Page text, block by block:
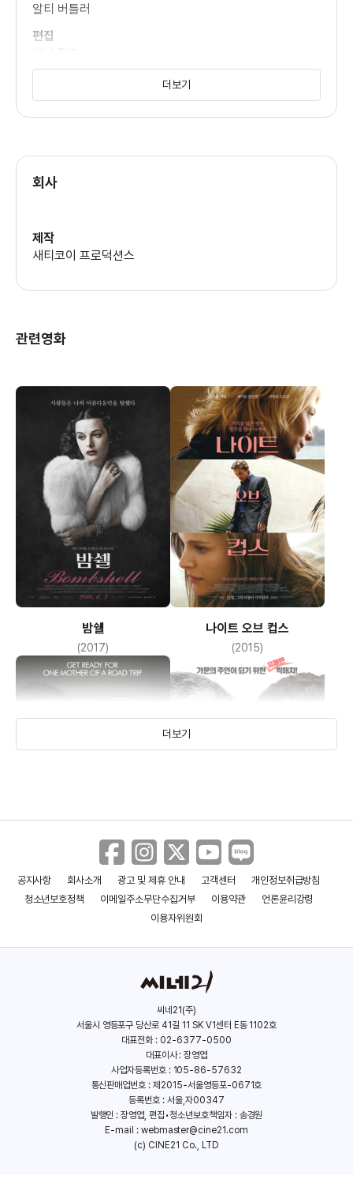
알티 버틀러
편집
폴리 플랫
더보기
회사
제작
새티코이 프로덕션스
관련영화
밤쉘
(2017)
나이트 오브 컵스
(2015)
더 길트 트립 미트 페어런츠 3
더보기
공지사항 회사소개 광고 및 제휴 안내 고객센터
개인정보취급방침
청소년보호정책
이메일주소무단수집거부 이용약관
언론윤리강령
이용자위원회
씨네21(주)
서울시 영등포구 당산로 41길 11 SK V1센터 E동 1102호
대표전화 : 02-6377-0500
대표이사 : 장영엽
사업자등록번호 : 105-86-57632
통신판매업번호 : 제2015-서울영등포-0671호
등록번호 : 서울,자00347
발행인 : 장영엽, 편집•청소년보호책임자 : 송경원
E-mail : webmaster@cine21.com
(c) CINE21 Co., LTD